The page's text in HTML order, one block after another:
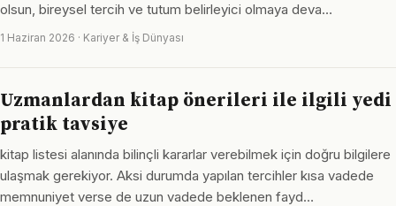
olsun, bireysel tercih ve tutum belirleyici olmaya deva…
1 Haziran 2026 · Kariyer & İş Dünyası
Uzmanlardan kitap önerileri ile ilgili yedi
pratik tavsiye
kitap listesi alanında bilinçli kararlar verebilmek için doğru bilgilere
ulaşmak gerekiyor. Aksi durumda yapılan tercihler kısa vadede
memnuniyet verse de uzun vadede beklenen fayd…